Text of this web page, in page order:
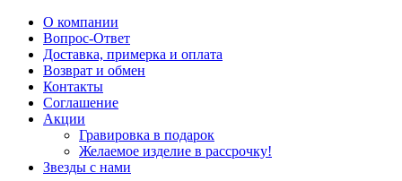
О компании
Вопрос-Ответ
Доставка, примерка и оплата
Возврат и обмен
Контакты
Соглашение
Акции
Гравировка в подарок
Желаемое изделие в рассрочку!
Звезды с нами